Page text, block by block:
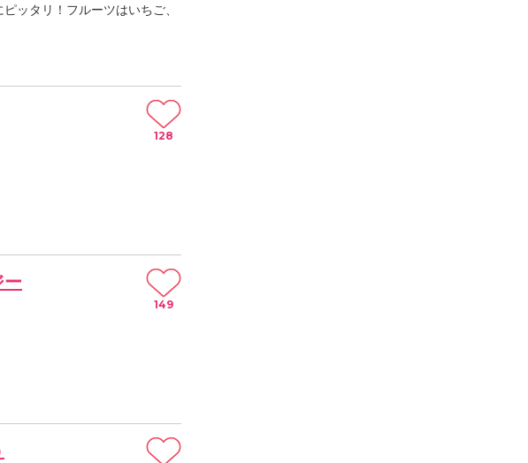
ッタリ！フルーツはいちご、
128
ー
149